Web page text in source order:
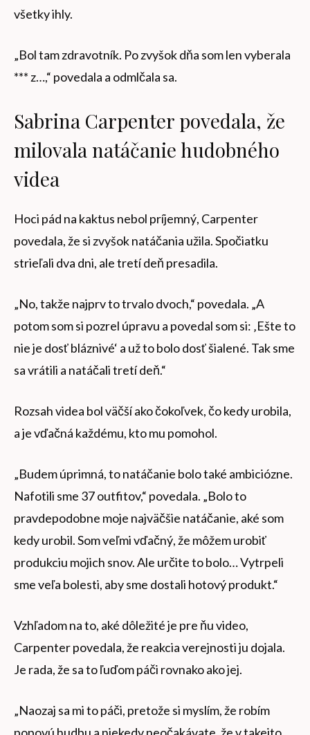
všetky ihly.
„Bol tam zdravotník. Po zvyšok dňa som len vyberala
*** z…,“ povedala a odmlčala sa.
Sabrina Carpenter povedala, že
milovala natáčanie hudobného
videa
Hoci pád na kaktus nebol príjemný, Carpenter
povedala, že si zvyšok natáčania užila. Spočiatku
strieľali dva dni, ale tretí deň presadila.
„No, takže najprv to trvalo dvoch,“ povedala. „A
potom som si pozrel úpravu a povedal som si: ‚Ešte to
nie je dosť bláznivé‘ a už to bolo dosť šialené. Tak sme
sa vrátili a natáčali tretí deň.“
Rozsah videa bol väčší ako čokoľvek, čo kedy urobila,
a je vďačná každému, kto mu pomohol.
„Budem úprimná, to natáčanie bolo také ambiciózne.
Nafotili sme 37 outfitov,“ povedala. „Bolo to
pravdepodobne moje najväčšie natáčanie, aké som
kedy urobil. Som veľmi vďačný, že môžem urobiť
produkciu mojich snov. Ale určite to bolo… Vytrpeli
sme veľa bolesti, aby sme dostali hotový produkt.“
Vzhľadom na to, aké dôležité je pre ňu video,
Carpenter povedala, že reakcia verejnosti ju dojala.
Je rada, že sa to ľuďom páči rovnako ako jej.
„Naozaj sa mi to páči, pretože si myslím, že robím